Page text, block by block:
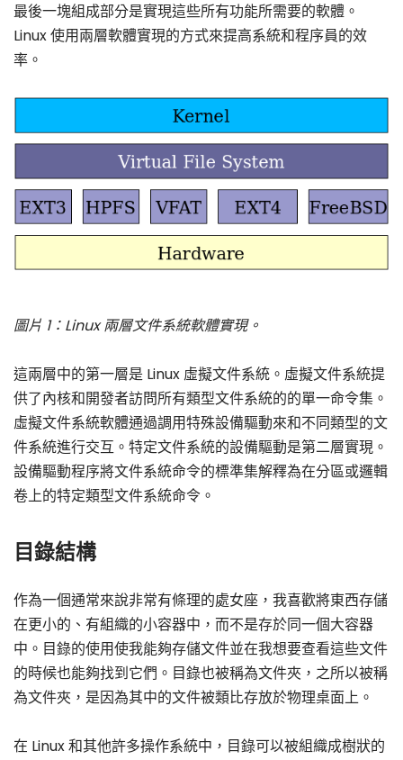
最後一塊組成部分是實現這些所有功能所需要的軟體。
Linux 使用兩層軟體實現的方式來提高系統和程序員的效
率。
圖片 1：Linux 兩層文件系統軟體實現。
這兩層中的第一層是 Linux 虛擬文件系統。虛擬文件系統提
供了內核和開發者訪問所有類型文件系統的的單一命令集。
虛擬文件系統軟體通過調用特殊設備驅動來和不同類型的文
件系統進行交互。特定文件系統的設備驅動是第二層實現。
設備驅動程序將文件系統命令的標準集解釋為在分區或邏輯
卷上的特定類型文件系統命令。
目錄結構
作為一個通常來說非常有條理的處女座，我喜歡將東西存儲
在更小的、有組織的小容器中，而不是存於同一個大容器
中。目錄的使用使我能夠存儲文件並在我想要查看這些文件
的時候也能夠找到它們。目錄也被稱為文件夾，之所以被稱
為文件夾，是因為其中的文件被類比存放於物理桌面上。
在 Linux 和其他許多操作系統中，目錄可以被組織成樹狀的